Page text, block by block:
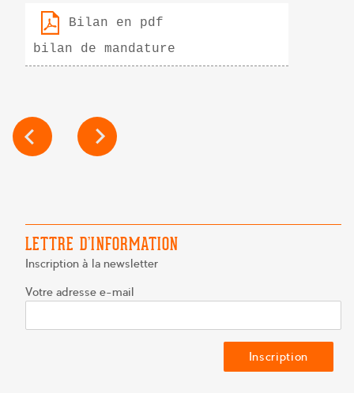
Bilan en pdf
bilan de mandature
NAVIGATION
DE
LETTRE D’INFORMATION
Inscription à la newsletter
Votre adresse e-mail